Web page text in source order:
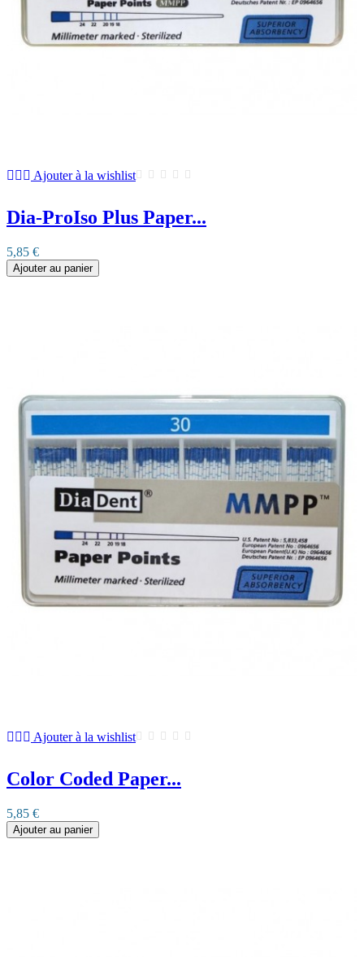
Ajouter à la wishlist
Dia-ProIso Plus Paper...
5,85 €
Ajouter au panier
Ajouter à la wishlist
Color Coded Paper...
5,85 €
Ajouter au panier